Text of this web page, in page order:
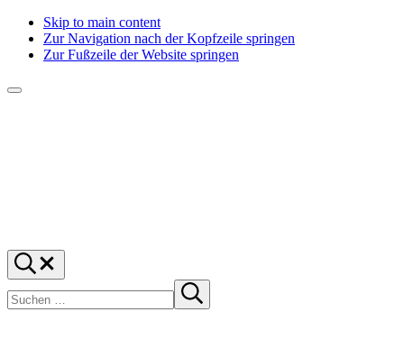
Skip to main content
Zur Navigation nach der Kopfzeile springen
Zur Fußzeile der Website springen
Menü
f1rstlife
Und
was
denkst
du?
Suchen
…
Suche
starten